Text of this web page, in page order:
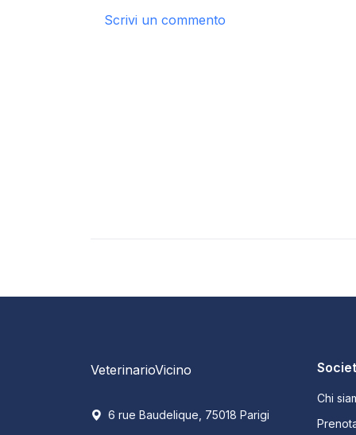
Scrivi un commento
VeterinarioVicino
6 rue Baudelique, 75018 Parigi
Chi